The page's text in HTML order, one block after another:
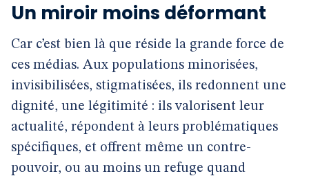
Un miroir moins déformant
Car c’est bien là que réside la grande force de
ces médias. Aux populations minorisées,
invisibilisées, stigmatisées, ils redonnent une
dignité, une légitimité : ils valorisent leur
actualité, répondent à leurs problématiques
spécifiques, et offrent même un contre-
pouvoir, ou au moins un refuge quand